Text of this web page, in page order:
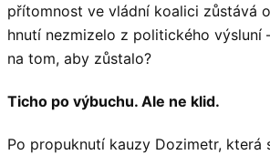
přítomnost ve vládní koalici zůstává
hnutí nezmizelo z politického výsluní
na tom, aby zůstalo?
Ticho po výbuchu. Ale ne klid.
Po propuknutí kauzy Dozimetr, která